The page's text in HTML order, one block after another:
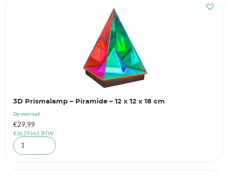
3D Prismalamp – Piramide – 12 x 12 x 18 cm
Op voorraad
€29,99
€36,29incl. BTW